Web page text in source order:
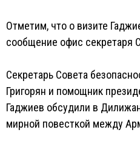
Отметим, что о визите
сообщение офис секретаря
Секретарь Совета
Григорян и помощник
Гаджиев обсудили в
мирной повесткой между